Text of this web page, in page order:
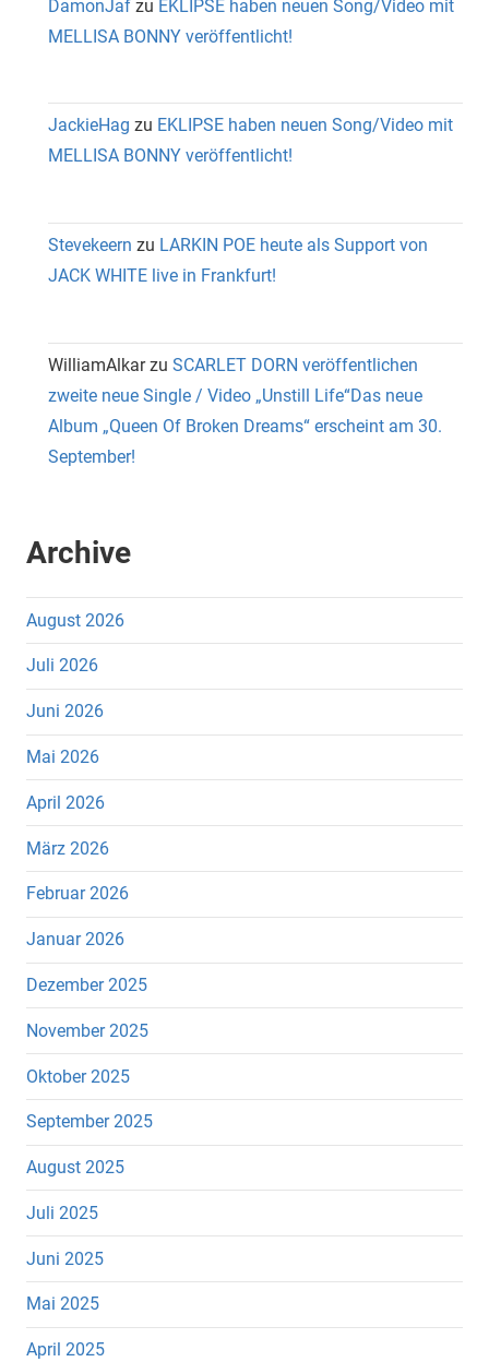
DamonJaf zu EKLIPSE haben neuen Song/Video mit
MELLISA BONNY veröffentlicht!
JackieHag zu EKLIPSE haben neuen Song/Video mit
MELLISA BONNY veröffentlicht!
Stevekeern zu LARKIN POE heute als Support von
JACK WHITE live in Frankfurt!
WilliamAlkarzu SCARLET DORN veröffentlichen
zweite neue Single / Video „Unstill Life“Das neue
Album „Queen Of Broken Dreams“ erscheint am 30.
September!
Archive
August 2026
Juli 2026
Juni 2026
Mai 2026
April 2026
März 2026
Februar 2026
Januar 2026
Dezember 2025
November 2025
Oktober 2025
September 2025
August 2025
Juli 2025
Juni 2025
Mai 2025
April 2025